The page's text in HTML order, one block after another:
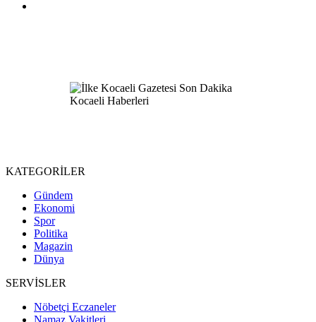
KATEGORİLER
Gündem
Ekonomi
Spor
Politika
Magazin
Dünya
SERVİSLER
Nöbetçi Eczaneler
Namaz Vakitleri